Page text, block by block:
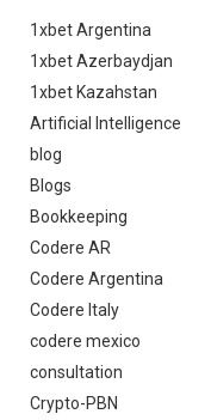
1xbet Argentina
1xbet Azerbaydjan
1xbet Kazahstan
Artificial Intelligence
blog
Blogs
Bookkeeping
Codere AR
Codere Argentina
Codere Italy
codere mexico
consultation
Crypto-PBN